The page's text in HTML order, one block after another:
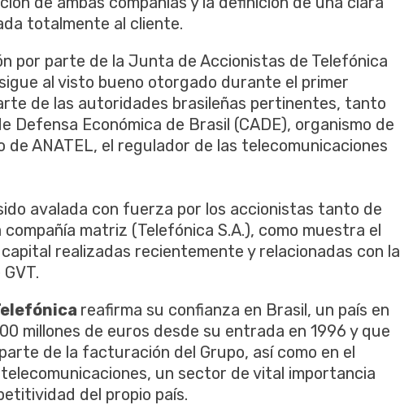
totalmente al cliente.
por parte de la Junta de Accionistas de Telefónica
al visto bueno otorgado durante el primer
de las autoridades brasileñas pertinentes, tanto
Defensa Económica de Brasil (CADE), organismo de
de ANATEL, el regulador de las telecomunicaciones
avalada con fuerza por los accionistas tanto de
matriz (Telefónica S.A.), como muestra el
realizadas recientemente y relacionadas con la
reafirma su confianza en Brasil, un país en
millones de euros desde su entrada en 1996 y que
de la facturación del Grupo, así como en el
un sector de vital importancia
del propio país.